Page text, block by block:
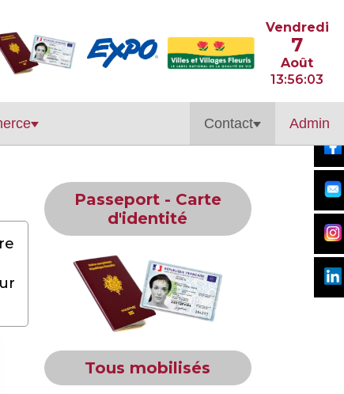
Vendredi
7
Août
13:56:04
Contact Admin
Passeport - Carte
d'identité
Tous mobilisés